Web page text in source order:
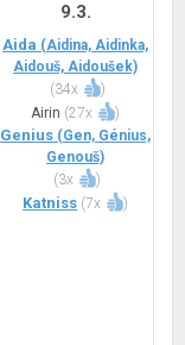
9.3.
Aida (Aidina, Aidinka,
Aidouš, Aidoušek)
(34x
)
Airin (27x )
Genius (Gen, Génius,
Genouš)
(3x )
Katniss (7x )